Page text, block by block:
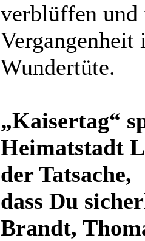
verblüffen
Vergangenheit
Wundertüte.
„Kaisertag“
Heimatstadt
der Tatsache,
dass Du
Brandt,